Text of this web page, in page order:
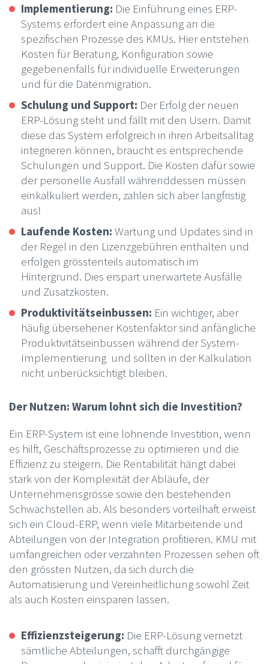
Implementierung: Die Einführung eines ERP-
Systems erfordert eine Anpassung an die
spezifischen Prozesse des KMUs. Hier entstehen
Kosten für Beratung, Konfiguration sowie
gegebenenfalls für individuelle Erweiterungen
und für die Datenmigration.
Schulung und Support: Der Erfolg der neuen
ERP-Lösung steht und fällt mit den Usern. Damit
diese das System erfolgreich in ihren Arbeitsalltag
integrieren können, braucht es entsprechende
Schulungen und Support. Die Kosten dafür sowie
der personelle Ausfall währenddessen müssen
einkalkuliert werden, zahlen sich aber langfristig
aus!
Laufende Kosten: Wartung und Updates sind in
der Regel in den Lizenzgebühren enthalten und
erfolgen grösstenteils automatisch im
Hintergrund. Dies erspart unerwartete Ausfälle
und Zusatzkosten.
Produktivitätseinbussen: Ein wichtiger, aber
häufig übersehener Kostenfaktor sind anfängliche
Produktivitätseinbussen während der System-
Implementierung und sollten in der Kalkulation
nicht unberücksichtigt bleiben.
Der Nutzen: Warum lohnt sich die Investition?
Ein ERP-System ist eine lohnende Investition, wenn
es hilft, Geschäftsprozesse zu optimieren und die
Effizienz zu steigern. Die Rentabilität hängt dabei
stark von der Komplexität der Abläufe, der
Unternehmensgrösse sowie den bestehenden
Schwachstellen ab. Als besonders vorteilhaft erweist
sich ein Cloud-ERP, wenn viele Mitarbeitende und
Abteilungen von der Integration profitieren. KMU mit
umfangreichen oder verzahnten Prozessen sehen oft
den grössten Nutzen, da sich durch die
Automatisierung und Vereinheitlichung sowohl Zeit
als auch Kosten einsparen lassen.
Effizienzsteigerung: Die ERP-Lösung vernetzt
sämtliche Abteilungen, schafft durchgängige